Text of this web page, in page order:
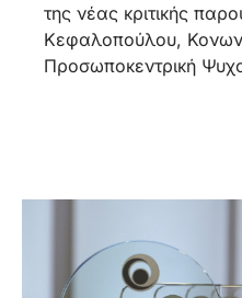
της νέας κριτικής
Κεφαλοπούλου,
Προσωποκεντρική